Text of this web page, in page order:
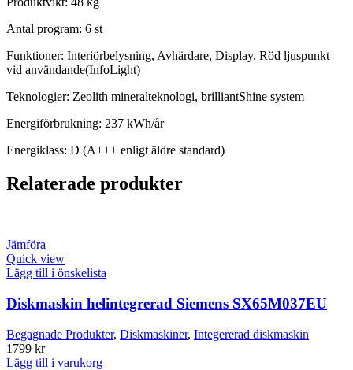
Antal program: 6 st
Funktioner: Interiörbelysning, Avhärdare, Display, Röd ljuspunkt
vid användande(InfoLight)
Teknologier: Zeolith mineralteknologi, brilliantShine system
Energiförbrukning: 237 kWh/år
Energiklass: D (A+++ enligt äldre standard)
Relaterade produkter
Jämföra
Quick view
Lägg till i önskelista
Diskmaskin helintegrerad Siemens SX65M037EU
Begagnade Produkter, Diskmaskiner, Integererad diskmaskin
1799 kr
Lägg till i varukorg